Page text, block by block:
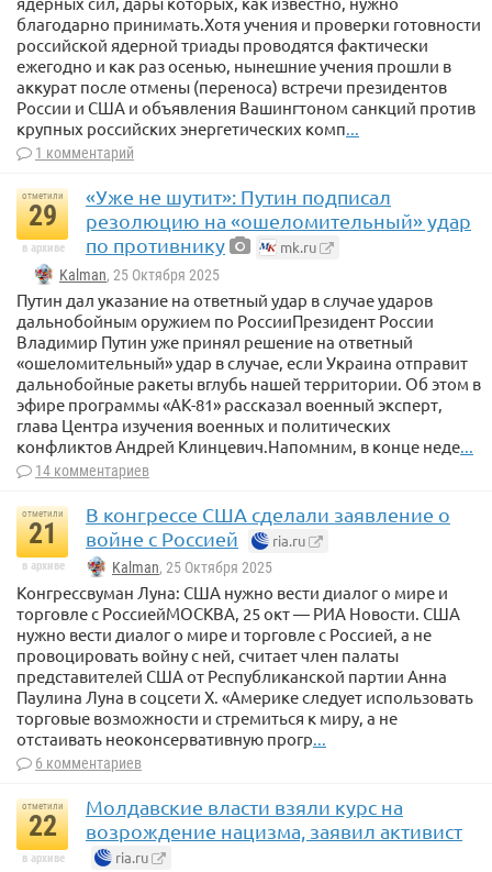
Васильева kp.ru.
Ранее офицер ВСУ с позывным Чили пожаловался на
серьёзные проблемы, которые создают удары
российскими КАБ.
благодарно принимать.Хотя учения и проверки готовности
российской ядерной триады проводятся фактически
ежегодно и как раз осенью, нынешние учения прошли в
аккурат после отмены (переноса) встречи президентов
России и США и объявления Вашингтоном санкций против
крупных российских энергетических комп
1 комментарий
отметили
29
в архиве
«Уже не шутит»: Путин подписал
резолюцию на «ошеломительный» удар
по противнику
mk.ru
Kalman, 25 Октября 2025
Путин дал указание на ответный удар в случае ударов
дальнобойным оружием по РоссииПрезидент России
Владимир Путин уже принял решение на ответный
«ошеломительный» удар в случае, если Украина отправит
дальнобойные ракеты вглубь нашей территории. Об этом в
эфире программы «АК-81» рассказал военный эксперт,
глава Центра изучения военных и политических
конфликтов Андрей Клинцевич.Напомним, в конце неде
14 комментариев
отметили
21
в архиве
В конгрессе США сделали заявление о
войне с Россией
ria.ru
Kalman, 25 Октября 2025
Конгрессвуман Луна: США нужно вести диалог о мире и
торговле с РоссиейМОСКВА, 25 окт — РИА Новости. США
нужно вести диалог о мире и торговле с Россией, а не
провоцировать войну с ней, считает член палаты
представителей США от Республиканской партии Анна
Паулина Луна в соцсети X. «Америке следует использовать
торговые возможности и стремиться к миру, а не
отстаивать неоконсервативную прогр...
6 комментариев
отметили
22
в архиве
Молдавские власти взяли курс на
возрождение нацизма, заявил активист
ria.ru